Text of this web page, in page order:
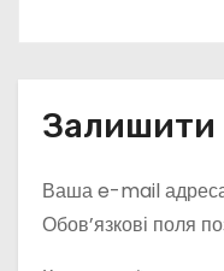
Залишити
Ваша e-mail
Обов’язкові поля